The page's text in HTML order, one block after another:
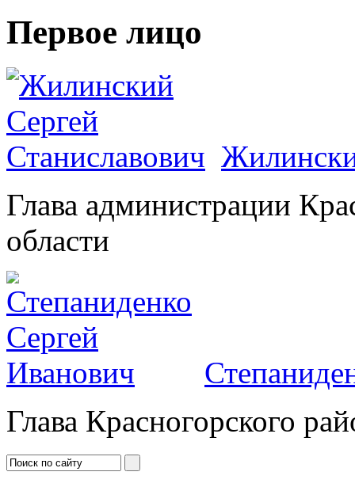
Первое лицо
Глава администрации
области
Глава Красногорского